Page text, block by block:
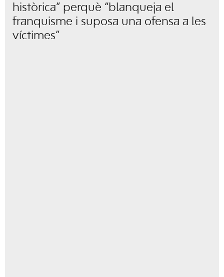
històrica” perquè “blanqueja el
franquisme i suposa una ofensa a les
víctimes”